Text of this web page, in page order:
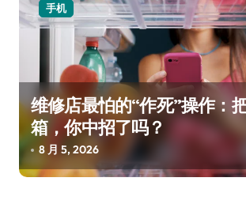
手机
维修店最怕的“作死”操作：
箱，你中招了吗？
8 月 5, 2026